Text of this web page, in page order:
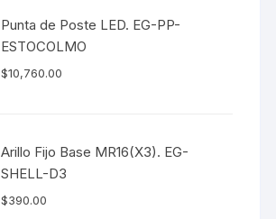
Punta de Poste LED. EG-PP-
ESTOCOLMO
$10,760.00
Arillo Fijo Base MR16(X3). EG-
SHELL-D3
$390.00